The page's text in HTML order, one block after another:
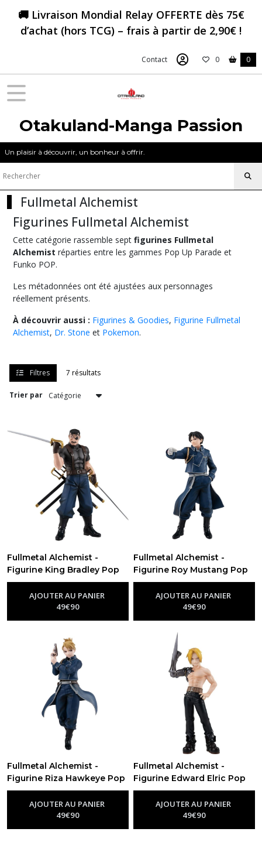
🚚 Livraison Mondial Relay OFFERTE dès 75€
d’achat (hors TCG) – frais à partir de 2,90€ !
Contact 0 0
Otakuland-Manga Passion
Un plaisir à découvrir, un bonheur à offrir.
Fullmetal Alchemist
Figurines Fullmetal Alchemist
Cette catégorie rassemble sept figurines Fullmetal
Alchemist réparties entre les gammes Pop Up Parade et
Funko POP.
Les métadonnées ont été ajustées aux personnages
réellement présents.
À découvrir aussi : Figurines & Goodies, Figurine Fullmetal
Alchemist, Dr. Stone et Pokemon.
Filtres 7 résultats
Trier par
Fullmetal Alchemist -
Figurine King Bradley Pop
Up Parade 18cm-Figurine
Fullmetal Alchemist
AJOUTER AU PANIER
49€90
Fullmetal Alchemist -
Figurine Roy Mustang Pop
Up Parade 17cm-Figurine
Fullmetal Alchemist
AJOUTER AU PANIER
49€90
Fullmetal Alchemist -
Figurine Riza Hawkeye Pop
Up Parade 16cm-Figurine
Fullmetal Alchemist
AJOUTER AU PANIER
49€90
Fullmetal Alchemist -
Figurine Edward Elric Pop
Up Parade 15cm-Figurine
Fullmetal Alchemist
AJOUTER AU PANIER
49€90
Fermer
Tous
les
produits
Goodies
Fullmetal
Alchemist
Figurine
Fullmetal
(4)
Figurines
Funko
Fullmetal
Alchemist
les
résultats